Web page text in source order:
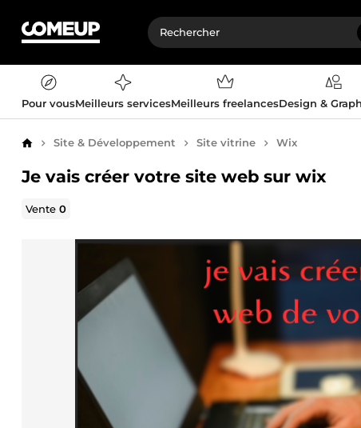
Pour vousMeilleurs servicesMeilleurs freelancesDesign &
AccueilSite & Développement Site vitrine Wix
Je vais créer votre site web sur wix
Vente0